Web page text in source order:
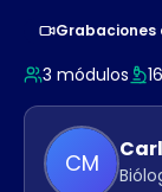
Grabaciones
3 módulos 16
CM